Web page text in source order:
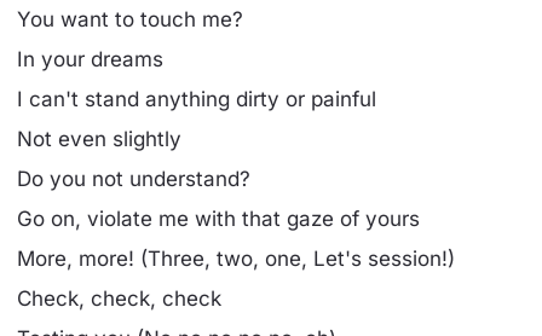
You want to touch me?
In your dreams
I can't stand anything dirty or painful
Not even slightly
Do you not understand?
Go on, violate me with that gaze of yours
More, more! (Three, two, one, Let's session!)
Check, check, check